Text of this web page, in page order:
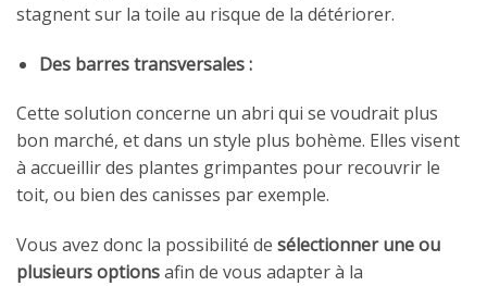
stagnent sur la toile au risque de la détériorer.
Des barres transversales :
Cette solution concerne un abri qui se voudrait plus
bon marché, et dans un style plus bohème. Elles visent
à accueillir des plantes grimpantes pour recouvrir le
toit, ou bien des canisses par exemple.
Vous avez donc la possibilité de sélectionner une ou
plusieurs optionsafin de vous adapter à la